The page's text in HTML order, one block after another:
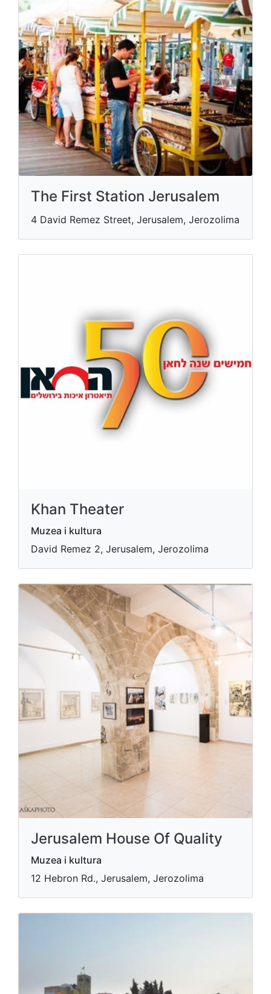
The First Station Jerusalem
4 David Remez Street, Jerusalem, Jerozolima
Khan Theater
Muzea i kultura
David Remez 2, Jerusalem, Jerozolima
Jerusalem House Of Quality
Muzea i kultura
12 Hebron Rd., Jerusalem, Jerozolima